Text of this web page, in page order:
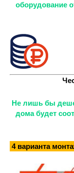
оборудование
Не лишь бы
дома будет
4 варианта